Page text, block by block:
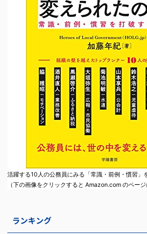
活躍する10人の公務員にみる「常識・前例・慣習」
（下の画像をクリックすると Amazon.com のページ
ランキング